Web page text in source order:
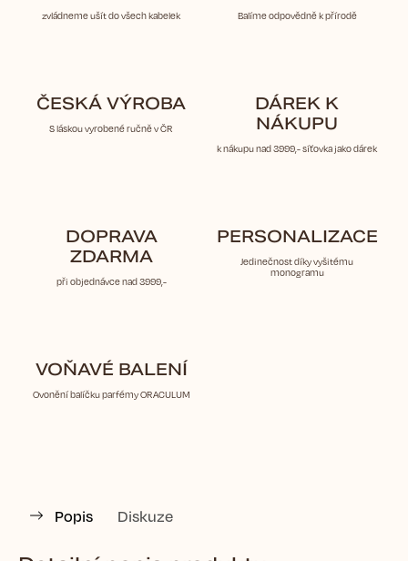
zvládneme ušít do všech kabelek Balíme odpovědně k přírodě
ČESKÁ VÝROBA
S láskou vyrobené ručně v ČR
DÁREK K
NÁKUPU
k nákupu nad 3999,- síťovka jako dárek
DOPRAVA
ZDARMA
při objednávce nad 3999,-
PERSONALIZACE
Jedinečnost díky vyšitému
monogramu
VOŇAVÉ BALENÍ
Ovonění balíčku parfémy ORACULUM
Popis Diskuze